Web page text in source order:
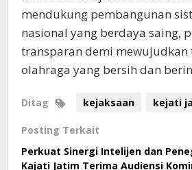
mendukung pembangunan
nasional yang berdaya saing,
transparan demi mewujudkan
olahraga yang bersih dan
Ditag kejaksaan kejati
Posting Terkait
Perkuat Sinergi Intelijen dan
Kajati Jatim Terima Audiensi